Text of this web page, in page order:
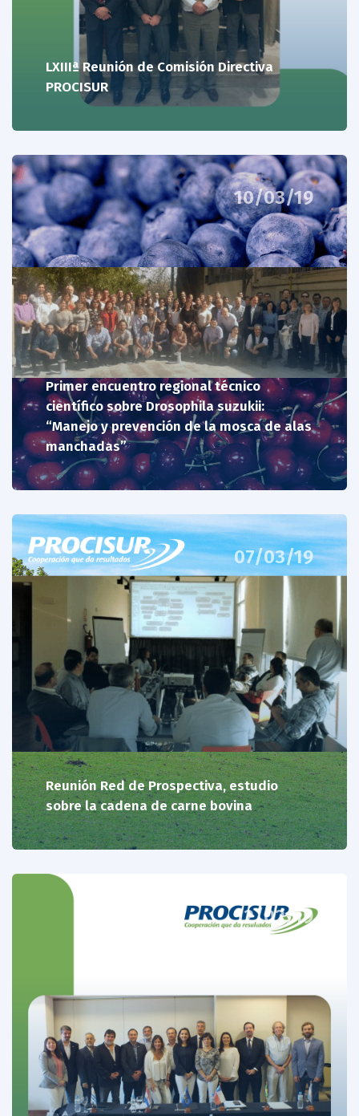
LXIIIª Reunión de Comisión Directiva
PROCISUR
10/03/19
Primer encuentro regional técnico
científico sobre Drosophila suzukii:
“Manejo y prevención de la mosca de alas
manchadas”
07/03/19
Reunión Red de Prospectiva, estudio
sobre la cadena de carne bovina
12/02/19